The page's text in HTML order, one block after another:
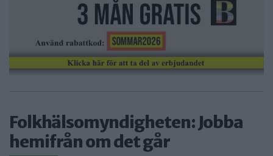
Folkhälsomyndigheten: Jobba
hemifrån om det går